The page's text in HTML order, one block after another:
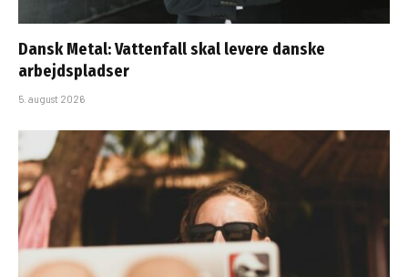
Dansk Metal: Vattenfall skal levere danske
arbejdspladser
5. august 2026